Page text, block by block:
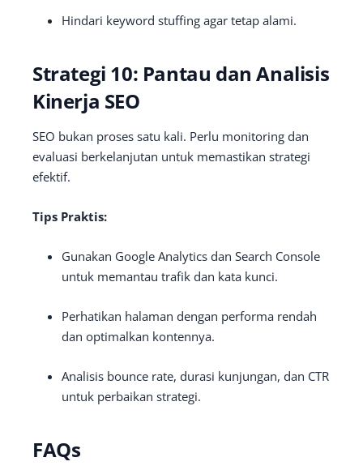
Hindari keyword stuffing agar tetap alami.
Strategi 10: Pantau dan Analisis
Kinerja SEO
SEO bukan proses satu kali. Perlu monitoring dan
evaluasi berkelanjutan untuk memastikan strategi
efektif.
Tips Praktis:
Gunakan Google Analytics dan Search Console
untuk memantau trafik dan kata kunci.
Perhatikan halaman dengan performa rendah
dan optimalkan kontennya.
Analisis bounce rate, durasi kunjungan, dan CTR
untuk perbaikan strategi.
FAQs